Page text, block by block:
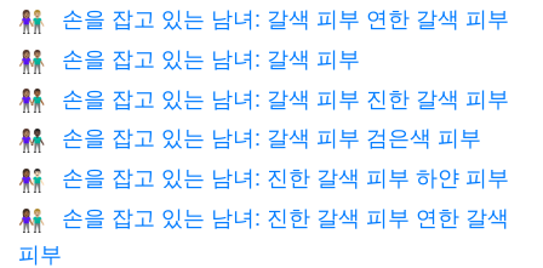
👩🏽‍🤝‍👨🏼 손을 잡고 있는 남녀: 갈색 피부 연한 갈색 피부
👫🏽 손을 잡고 있는 남녀: 갈색 피부
👩🏽‍🤝‍👨🏾 손을 잡고 있는 남녀: 갈색 피부 진한 갈색 피부
👩🏽‍🤝‍👨🏿 손을 잡고 있는 남녀: 갈색 피부 검은색 피부
👩🏾‍🤝‍👨🏻 손을 잡고 있는 남녀: 진한 갈색 피부 하얀 피부
👩🏾‍🤝‍👨🏼
손을 잡고 있는 남녀: 진한 갈색 피부 연한 갈색
피부